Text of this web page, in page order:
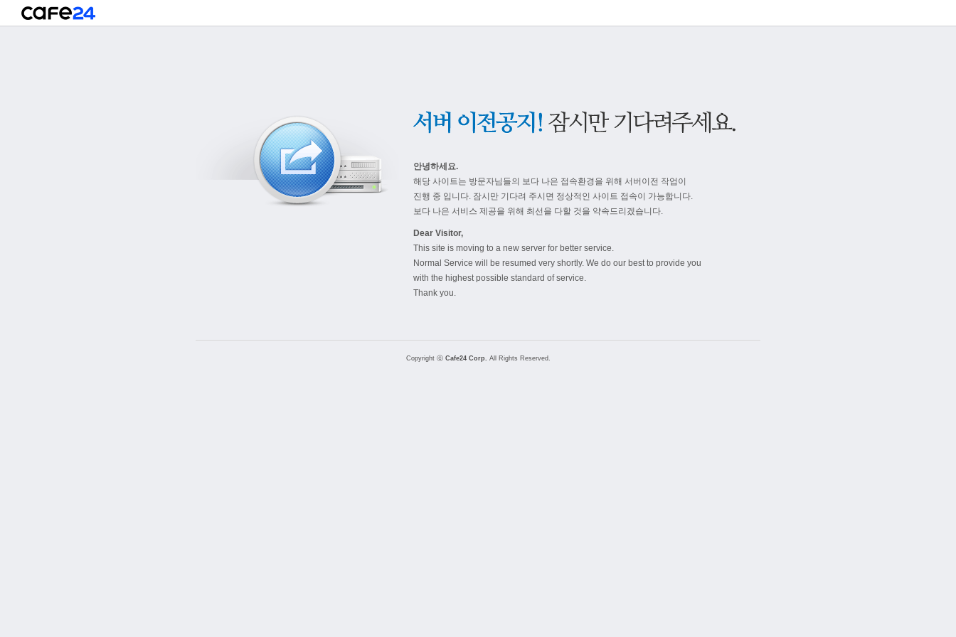
안녕하세요.
해당 사이트는 방문자님들의 보다 나은 접속환경을 위해 서버이전 작업이
진행 중 입니다. 잠시만 기다려 주시면 정상적인 사이트 접속이 가능합니다.
보다 나은 서비스 제공을 위해 최선을 다할 것을 약속드리겠습니다.
Dear Visitor,
This site is moving to a new server for better service.
Normal Service will be resumed very shortly. We do our best to provide you
with the highest possible standard of service.
Thank you.
Copyright ⓒ Cafe24 Corp. All Rights Reserved.